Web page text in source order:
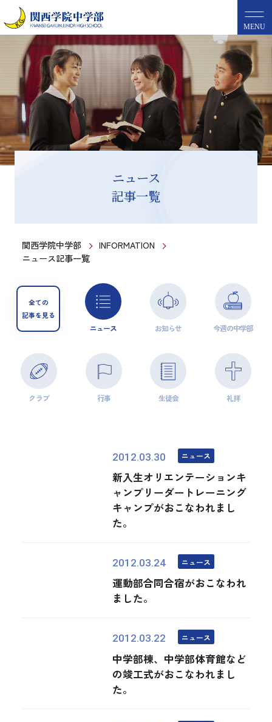
MENU
ニュース
記事一覧
関西学院中学部
INFORMATION
ニュース記事一覧
全ての
記事を見る
ニュース お知らせ 今週の中学部
クラブ 行事 生徒会 礼拝
2012.03.30 ニュース
新入生オリエンテーションキ
ャンプリーダートレーニング
キャンプがおこなわれまし
た。
2012.03.24 ニュース
運動部合同合宿がおこなわれ
ました。
2012.03.22 ニュース
中学部棟、中学部体育館など
の竣工式がおこなわれまし
た。